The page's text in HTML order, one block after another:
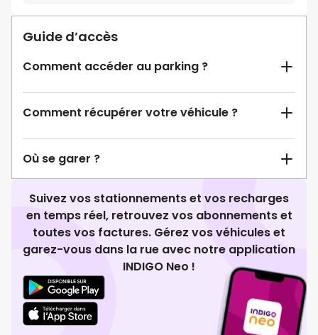
Guide d’accès
Comment accéder au parking ?
Comment récupérer votre véhicule ?
Où se garer ?
Suivez vos stationnements et vos recharges
en temps réel, retrouvez vos abonnements et
toutes vos factures. Gérez vos véhicules et
garez-vous dans la rue avec notre application
INDIGO Neo !